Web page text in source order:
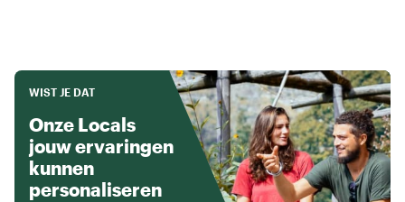
WIST JE DAT
Onze Locals
jouw ervaringen
kunnen
personaliseren